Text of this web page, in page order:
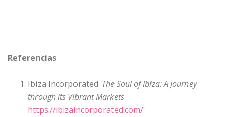
Referencias
Ibiza Incorporated. The Soul of Ibiza: A Journey
through its Vibrant Markets.
https://ibizaincorporated.com/